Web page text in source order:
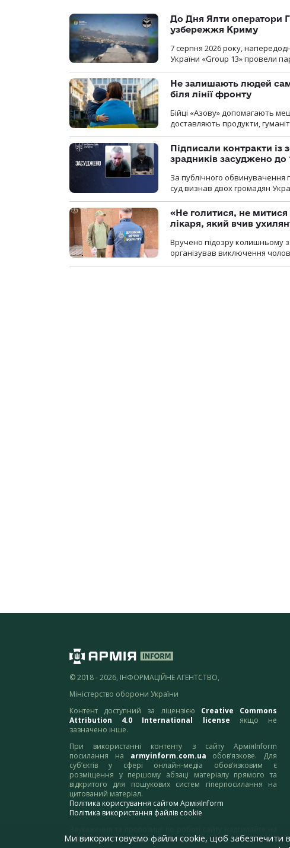
До Дня Ялти оператори
узбережжя Криму
7 серпня 2026 року,
України «Group 13» провели
Не залишають людей
біля лінії фронту
Бійці «Азову» допомагають
доставляють продукти,
Підписали контракти
зрадників засуджено до
За публічного обвинувачення
суд визнав двох громадян
«Не голитися, не митися
лікаря, який вчив
Вручено підозру колишньому
організував виключення
© 2018 - 2026, ІНФОРМАЦІЙНЕ АГЕНТСТВО,
Міністерство оборони України
Контент доступний за ліцензією Creative Commons
Attribution 4.0 International license якщо не
зазначено інше.
При використанні контенту з сайту АрміяInform
посилання на armyinform.com.ua обов’язкове. Для
суб’єктів у сфері онлайн-медіа обов’язковим є
розміщення у першому абзаці матеріалу прямого та
відкритого для пошукових систем гіперпосилання на
цитований матеріал.
Політика користування сайтом АрміяInform
Політика використання файлів cookie
адресу:webmaster@armyinform.com.ua
Ми використовуємо файли cookie, щоб забезпечити